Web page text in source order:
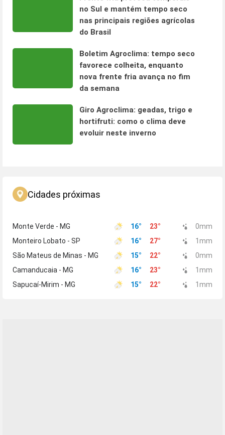
no Sul e mantém tempo seco
nas principais regiões agrícolas
do Brasil
Boletim Agroclima: tempo seco
favorece colheita, enquanto
nova frente fria avança no fim
da semana
Giro Agroclima: geadas, trigo e
hortifruti: como o clima deve
evoluir neste inverno
Cidades próximas
Monte Verde - MG 16° 23° 0mm
Monteiro Lobato - SP
16° 27° 1 mm
São Mateus de Minas - MG
15° 22° 0mm
Camanducaia - MG
16° 23° 1 mm
Sapucaí-Mirim - MG
15° 22° 1 mm